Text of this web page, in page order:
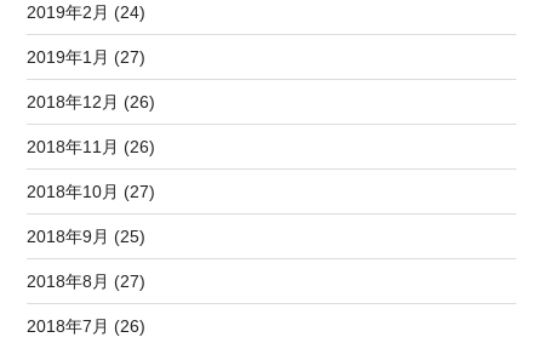
2019年2月 (24)
2019年1月 (27)
2018年12月 (26)
2018年11月 (26)
2018年10月 (27)
2018年9月 (25)
2018年8月 (27)
2018年7月 (26)